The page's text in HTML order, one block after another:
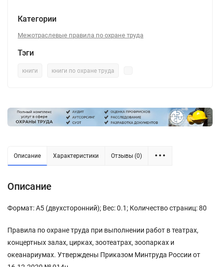
Категории
Межотраслевые правила по охране труда
Тэги
книги книги по охране труда
Описание Характеристики Отзывы (0)
Описание
Формат: А5 (двухсторонний); Вес: 0.1; Количество страниц: 80
Правила по охране труда при выполнении работ в театрах,
концертных залах, цирках, зоотеатрах, зоопарках и
океанариумах. Утверждены Приказом Минтруда России от